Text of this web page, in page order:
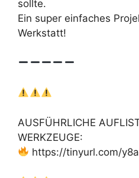
sollte.
Ein super einfaches
Werkstatt!
AUSFÜHRLICHE
WERKZEUGE:
https://tinyurl.com/